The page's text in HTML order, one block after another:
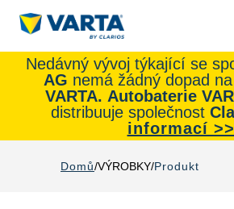
Nedávný vývoj týkající se
AG nemá žádný dopad
VARTA. Autobaterie
distribuuje společnost
informací >>
Domů VÝROBKY Produkt